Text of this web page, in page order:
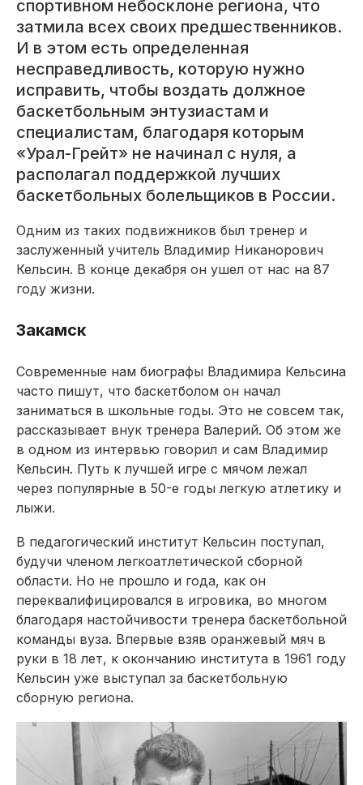
спортивном небосклоне региона, что
затмила всех своих предшественников.
И в этом есть определенная
несправедливость, которую нужно
исправить, чтобы воздать должное
баскетбольным энтузиастам и
специалистам, благодаря которым
«Урал-Грейт» не начинал с нуля, а
располагал поддержкой лучших
баскетбольных болельщиков в России.
Одним из таких подвижников был тренер и
заслуженный учитель Владимир Никанорович
Кельсин. В конце декабря он ушел от нас на 87
году жизни.
Закамск
Современные нам биографы Владимира Кельсина
часто пишут, что баскетболом он начал
заниматься в школьные годы. Это не совсем так,
рассказывает внук тренера Валерий. Об этом же
в одном из интервью говорил и сам Владимир
Кельсин. Путь к лучшей игре с мячом лежал
через популярные в 50-е годы легкую атлетику и
лыжи.
В педагогический институт Кельсин поступал,
будучи членом легкоатлетической сборной
области. Но не прошло и года, как он
переквалифицировался в игровика, во многом
благодаря настойчивости тренера баскетбольной
команды вуза. Впервые взяв оранжевый мяч в
руки в 18 лет, к окончанию института в 1961 году
Кельсин уже выступал за баскетбольную
сборную региона.